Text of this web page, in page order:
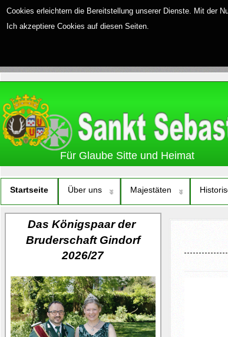
Cookies erleichtern die Bereitstellung unserer Dienste. Mit der
Ich akzeptiere Cookies auf diesen Seiten.
Für Glaube Sitte und Heimat
Startseite Über uns Majestäten
Das Königspaar der
Bruderschaft Gindorf
2026/27